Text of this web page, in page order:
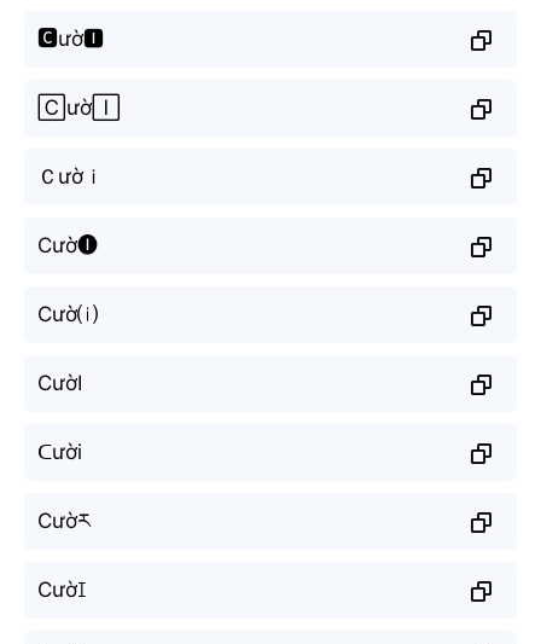
🅲ườ🅸
🄲ườ🄸
Ｃườｉ
Cườ🅘
Cườ⒤
CườI
ᑕười
Cườར
Cườꀤ